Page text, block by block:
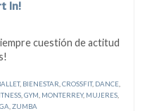
In!
cuestión de actitud
, BIENESTAR CROSSFIT, DANCE
GYM MONTERREY, MUJERES
ZUMBA